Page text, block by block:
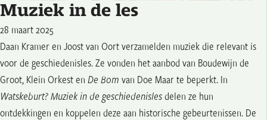
Muziek in de les
28 maart 2025
Daan Kramer en Joost van Oort verzamelden muziek die relevant is
voor de geschiedenisles. Ze vonden het aanbod van Boudewijn de
Groot, Klein Orkest en De Bom van Doe Maar te beperkt. In
Watskeburt? Muziek in de geschiedenislesdelen ze hun
ontdekkingen en koppelen deze aan historische gebeurtenissen. De